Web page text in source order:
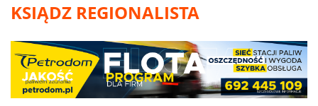
KSIĄDZ REGIONALISTA